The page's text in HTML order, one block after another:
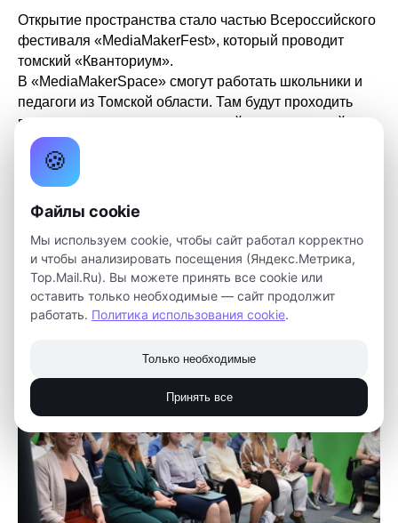
Открытие пространства стало частью Всероссийского
фестиваля «MediaMakerFest», который проводит
томский «Кванториум».
В «MediaMakerSpace» смогут работать школьники и
педагоги из Томской области. Там будут проходить
воркшопы по медиа, виртуальной и дополненной
реальности, образовательные семинары, мастер-
классы, медиабуткемпы для погружения школьников,
студентов, педагогов в сферу креативных индустрий и
технологий.
Проект реализуется с использованием средств
гранта Президента Российской Федерации на
проекты в области культуры, искусства и
креативных (творческих) индустрий.
🍪
Файлы cookie
Мы используем cookie, чтобы сайт работал корректно
и чтобы анализировать посещения (Яндекс.Метрика,
Top.Mail.Ru). Вы можете принять все cookie или
оставить только необходимые — сайт продолжит
работать. Политика использования cookie.
Только необходимые
Принять все